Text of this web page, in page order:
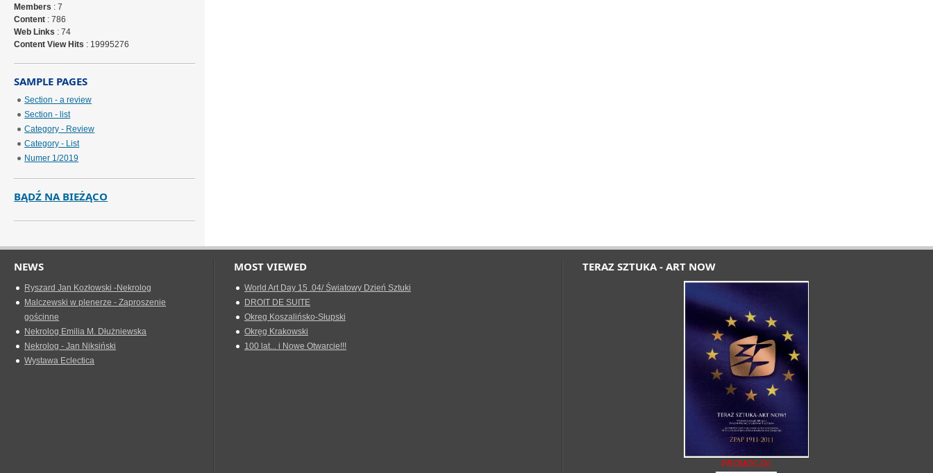
Members : 7
Content : 786
Web Links : 74
Content View Hits : 19995276
SAMPLE PAGES
Section - a review
Section - list
Category - Review
Category - List
Numer 1/2019
BĄDŹ NA BIEŻĄCO
NEWS
Ryszard Jan Kozłowski -Nekrolog
Malczewski w plenerze - Zaproszenie
gościnne
Nekrolog Emilia M. Dłużniewska
Nekrolog - Jan Niksiński
Wystawa Eclectica
MOST VIEWED
World Art Day 15 .04/ Światowy Dzień Sztuki
DROIT DE SUITE
Okreg Koszalińsko-Słupski
Okręg Krakowski
100 lat... i Nowe Otwarcie!!!
TERAZ SZTUKA - ART NOW
PROMOCJA!